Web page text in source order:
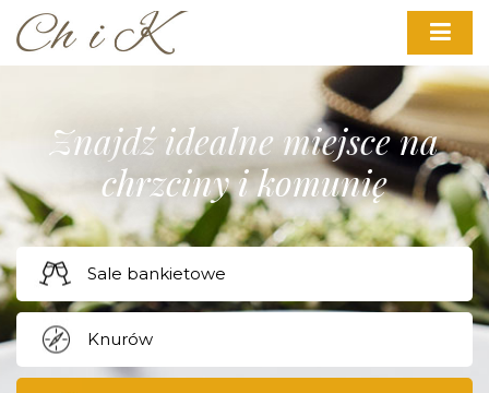
Znajdź idealne miejsce na
chrzciny i komunię